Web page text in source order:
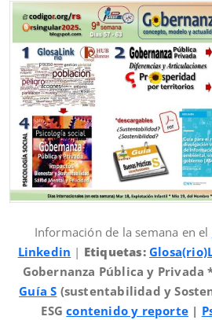
Información de la semana en el
Linkedin | Etiquetas:
Gobernanza Pública y Privada
Guía S (sustentabilidad y
ESGcontenido y reporte |